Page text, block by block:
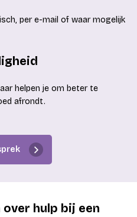
per e-mail of waar mogelijk
helpen je om beter te
afrondt.
hulp bij een